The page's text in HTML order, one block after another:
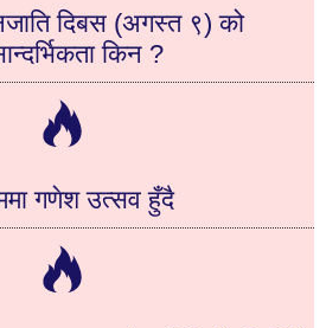
दिबस (अगस्त ९) को
किन ?
गणेश उत्सव हुँदै